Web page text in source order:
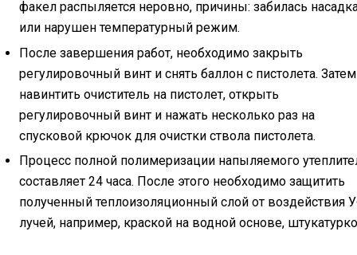
факел распыляется неровно, причины: забилась
или нарушен температурный режим.
После завершения работ, необходимо закрыть
регулировочный винт и снять баллон с пистолета. Затем
навинтить очиститель на пистолет, открыть
регулировочный винт и нажать несколько раз на
спусковой крючок для очистки ствола пистолета.
Процесс полной полимеризации напыляемого
составляет 24 часа. После этого необходимо защитить
полученный теплоизоляционный слой от воздействия
лучей, например, краской на водной основе,